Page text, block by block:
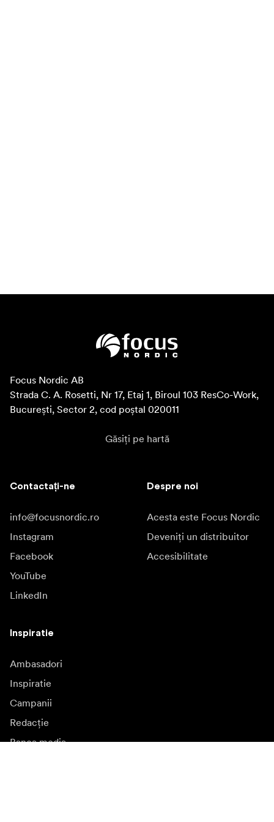
Focus Nordic AB
Strada C. A. Rosetti, Nr 17, Etaj 1, Biroul 103 ResCo-Work,
București, Sector 2, cod poștal 020011
Găsiți pe hartă
Contactați-ne
info@focusnordic.ro
Instagram
Facebook
YouTube
LinkedIn
Despre noi
Acesta este Focus Nordic
Deveniți un distribuitor
Accesibilitate
Inspiratie
Ambasadori
Inspiratie
Campanii
Redacție
Banca media